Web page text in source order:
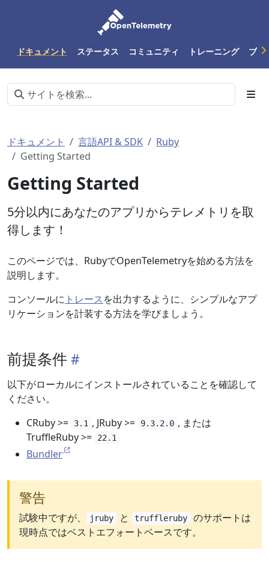
ドキュメント ステータス コミュニティ トレーニング ブロ
ドキュメント 言語API & SDK
Ruby
Getting Started
Getting Started
5分以内にあなたのアプリからテレメトリを取
得します！
このページでは、RubyでOpenTelemetryを始める方法を
説明します。
コンソールに トレースを出力するように、シンプルなアプ
リケーションを計装する方法を学びましょう。
前提条件
以下がローカルにインストールされていることを確認して
ください。
CRuby >=
3.1 , JRuby >= 9.3.2.0 , または
TruffleRuby >=
22.1
Bundler
警告
試験中ですが、 jruby と truffleruby のサポートは
現時点ではベストエフォートベースです。